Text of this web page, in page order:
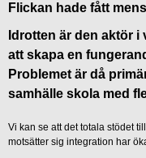
Flickan hade fått
Idrotten är den aktör
att skapa en
Problemet är då
samhälle skola med
Vi kan se att det totala stödet
motsätter sig integration har